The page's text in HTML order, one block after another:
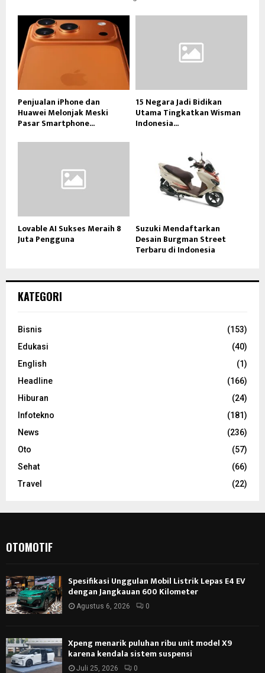
Penjualan iPhone dan
Huawei Melonjak Meski
Pasar Smartphone...
15 Negara Jadi Bidikan
Utama Tingkatkan Wisman
Indonesia...
Lovable AI Sukses Meraih 8
Juta Pengguna
Suzuki Mendaftarkan
Desain Burgman Street
Terbaru di Indonesia
KATEGORI
Bisnis
(153)
Edukasi
(40)
English
(1)
Headline
(166)
Hiburan
(24)
Infotekno
(181)
News
(236)
Oto
(57)
Sehat
(66)
Travel
(22)
OTOMOTIF
Spesifikasi Unggulan Mobil Listrik Lepas E4 EV
dengan Jangkauan 600 Kilometer
Agustus 6, 2026 0
Xpeng menarik puluhan ribu unit model X9
karena kendala sistem suspensi
Juli 25, 2026 0